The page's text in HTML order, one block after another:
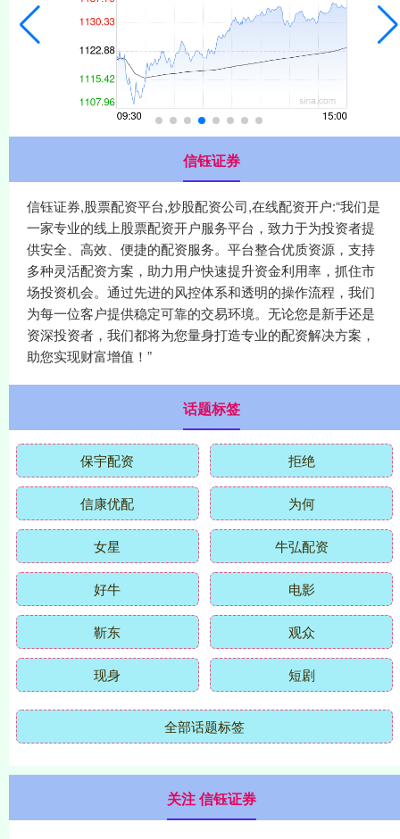
信钰证券
信钰证券,股票配资平台,炒股配资公司,在线配资开户:“我们是
一家专业的线上股票配资开户服务平台，致力于为投资者提
供安全、高效、便捷的配资服务。平台整合优质资源，支持
多种灵活配资方案，助力用户快速提升资金利用率，抓住市
场投资机会。通过先进的风控体系和透明的操作流程，我们
为每一位客户提供稳定可靠的交易环境。无论您是新手还是
资深投资者，我们都将为您量身打造专业的配资解决方案，
助您实现财富增值！”
话题标签
保宇配资 拒绝
信康优配 为何
女星 牛弘配资
好牛 电影
靳东 观众
现身 短剧
全部话题标签
关注 信钰证券